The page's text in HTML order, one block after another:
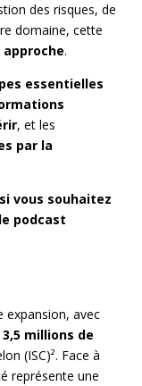
des risques, de
domaine, cette
.
essentielles
, et les
par la
vous souhaitez
podcast
expansion, avec
millions de
(ISC)². Face à
représente une